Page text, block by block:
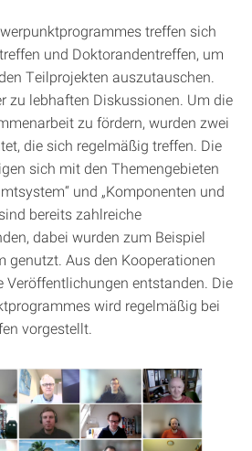
treffen sich
und Doktorandentreffen, um
Teilprojekten auszutauschen.
zu lebhaften Diskussionen. Um die
zu fördern, wurden zwei
die sich regelmäßig treffen. Die
sich mit den Themengebieten
und „Komponenten und
bereits zahlreiche
dabei wurden zum Beispiel
genutzt. Aus den Kooperationen
Veröffentlichungen entstanden. Die
wird regelmäßig bei
vorgestellt.